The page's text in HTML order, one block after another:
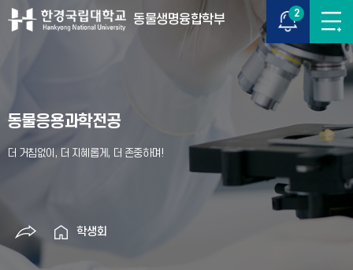
동물생명융합학부 2
동물응용과학전공
학생회